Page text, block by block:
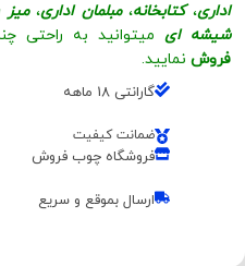
اداری،کتابخانه،مبلمان اداری،
شیشه ای میتوانید به راحتی
فروش نمایید.
گارانتی 18 ماهه
ضمانت کیفیت
فروشگاه چوب فروش
ارسال بموقع و سریع